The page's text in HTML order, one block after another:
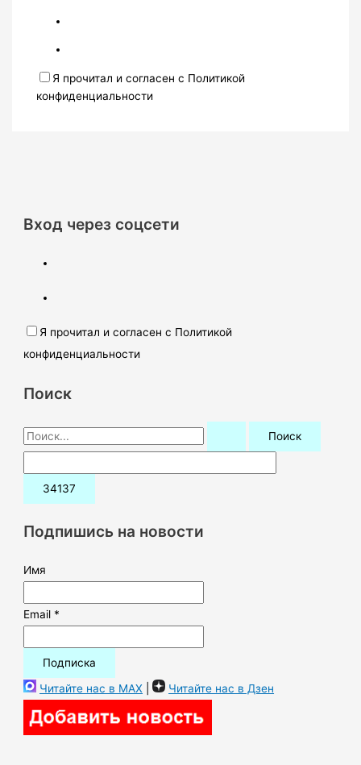
Я прочитал и согласен с Политикой
конфиденциальности
Вход через соцсети
Я прочитал и согласен с Политикой
конфиденциальности
Поиск
П
о
и
:Подпишись на новости
Имя
Email *
Читайте нас в MAX | Читайте нас в Дзен